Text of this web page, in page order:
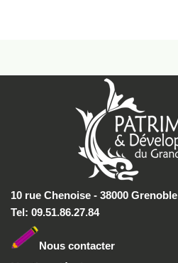
10 rue Chenoise - 38000 Grenoble
Tel: 09.51.86.27.84
Nous contacter